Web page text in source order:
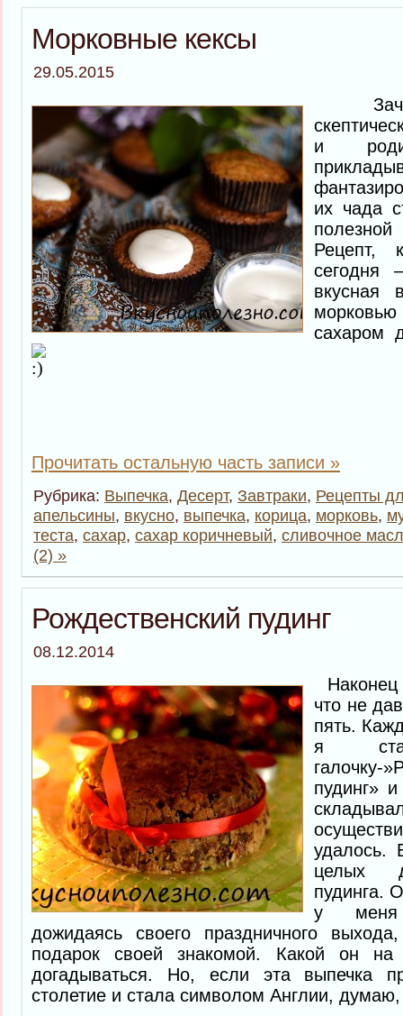
Морковные кексы
29.05.2015
и
их чада
Рецепт,
сегодня
вкусная
сахаром
Прочитать остальную часть записи »
Рубрика: Выпечка, Десерт, Завтраки, Рецепты
апельсины, вкусно, выпечка, корица, морковь,
теста, сахар, сахар коричневый, сливочное
(2) »
Рождественский пудинг
08.12.2014
Наконец
что не
пять.
я
галочку-
пудинг»
удалось.
целых
пудинга.
у меня
дожидаясь своего праздничного
подарок своей знакомой. Какой он
догадываться. Но, если эта выпечка
столетие и стала символом Англии, думаю,